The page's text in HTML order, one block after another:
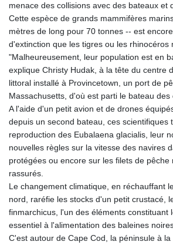
menace des collisions avec des bateaux et
Cette espèce de grands mammifères
mètres de long pour 70 tonnes -- est
d'extinction que les tigres ou les rhinocéros
"Malheureusement, leur population est en
explique Christy Hudak, à la tête du centre
littoral installé à Provincetown, un port de
Massachusetts, d'où est parti le bateau des
A l'aide d'un petit avion et de drones
depuis un second bateau, ces scientifiques
reproduction des Eubalaena glacialis, leur
nouvelles règles sur la vitesse des navires
protégées ou encore sur les filets de pêche
rassurés.
Le changement climatique, en réchauffant
nord, raréfie les stocks d'un petit crustacé,
finmarchicus, l'un des éléments constituant
essentiel à l'alimentation des baleines
C'est autour de Cape Cod, la péninsule à